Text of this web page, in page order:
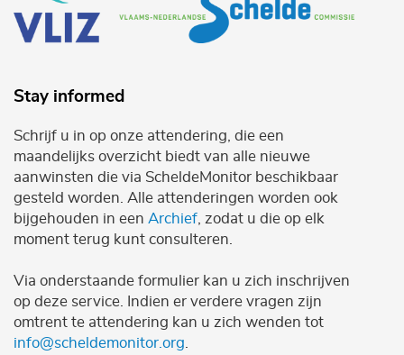
Stay informed
Schrijf u in op onze attendering, die een
maandelijks overzicht biedt van alle nieuwe
aanwinsten die via ScheldeMonitor beschikbaar
gesteld worden. Alle attenderingen worden ook
bijgehouden in een Archief , zodat u die op elk
moment terug kunt consulteren.
Via onderstaande formulier kan u zich inschrijven
op deze service. Indien er verdere vragen zijn
omtrent te attendering kan u zich wenden tot
info@scheldemonitor.org